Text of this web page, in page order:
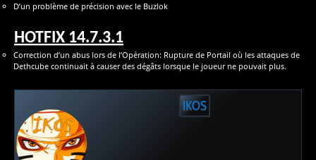
D’un problème de précision avec le Buzlok
HOTFIX 14.7.3.1
Correction d’un abus lors de l’Opération: Rupture de Portail où les attaques de
Dethcube continuait à causer des dégâts lorsque le joueur ne pouvait plus.
IKOS